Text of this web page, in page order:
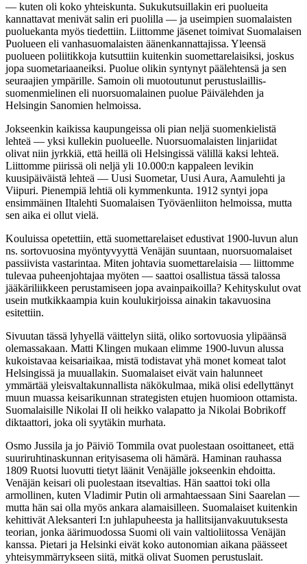
— kuten oli koko yhteiskunta. Sukukutsuillakin eri puolueita
kannattavat menivät salin eri puolilla — ja useimpien suomalaisten
puoluekanta myös tiedettiin. Liittomme jäsenet toimivat Suomalaisen
Puolueen eli vanhasuomalaisten äänenkannattajissa. Yleensä
puolueen poliitikkoja kutsuttiin kuitenkin suomettarelaisiksi, joskus
jopa suometariaaneiksi. Puolue olikin syntynyt päälehtensä ja sen
seuraajien ympärille. Samoin oli muotoutunut perustuslaillis-
suomenmielinen eli nuorsuomalainen puolue Päivälehden ja
Helsingin Sanomien helmoissa.
Jokseenkin kaikissa kaupungeissa oli pian neljä suomenkielistä
lehteä — yksi kullekin puolueelle. Nuorsuomalaisten linjariidat
olivat niin jyrkkiä, että heillä oli Helsingissä välillä kaksi lehteä.
Liittomme piirissä oli neljä yli 10.000:n kappaleen levikin
kuusipäiväistä lehteä — Uusi Suometar, Uusi Aura, Aamulehti ja
Viipuri. Pienempiä lehtiä oli kymmenkunta. 1912 syntyi jopa
ensimmäinen Iltalehti Suomalaisen Työväenliiton helmoissa, mutta
sen aika ei ollut vielä.
Kouluissa opetettiin, että suomettarelaiset edustivat 1900-luvun alun
ns. sortovuosina myöntyvyyttä Venäjän suuntaan, nuorsuomalaiset
passiivista vastarintaa. Miten johtavia suomettarelaisia — liittomme
tulevaa puheenjohtajaa myöten — saattoi osallistua tässä talossa
jääkäriliikkeen perustamiseen jopa avainpaikoilla? Kehityskulut ovat
usein mutkikkaampia kuin koulukirjoissa ainakin takavuosina
esitettiin.
Sivuutan tässä lyhyellä väittelyn siitä, oliko sortovuosia ylipäänsä
olemassakaan. Matti Klingen mukaan elimme 1900-luvun alussa
kukoistavaa keisariaikaa, mistä todistavat yhä monet komeat talot
Helsingissä ja muuallakin. Suomalaiset eivät vain halunneet
ymmärtää yleisvaltakunnallista näkökulmaa, mikä olisi edellyttänyt
muun muassa keisarikunnan strategisten etujen huomioon ottamista.
Suomalaisille Nikolai II oli heikko valapatto ja Nikolai Bobrikoff
diktaattori, joka oli syytäkin murhata.
Osmo Jussila ja jo Päiviö Tommila ovat puolestaan osoittaneet, että
suuriruhtinaskunnan erityisasema oli hämärä. Haminan rauhassa
1809 Ruotsi luovutti tietyt läänit Venäjälle jokseenkin ehdoitta.
Venäjän keisari oli puolestaan itsevaltias. Hän saattoi toki olla
armollinen, kuten Vladimir Putin oli armahtaessaan Sini Saarelan —
mutta hän sai olla myös ankara alamaisilleen. Suomalaiset kuitenkin
kehittivät Aleksanteri I:n juhlapuheesta ja hallitsijanvakuutuksesta
teorian, jonka äärimuodossa Suomi oli vain valtioliitossa Venäjän
kanssa. Pietari ja Helsinki eivät koko autonomian aikana päässeet
yhteisymmärrykseen siitä, mitkä olivat Suomen perustuslait.